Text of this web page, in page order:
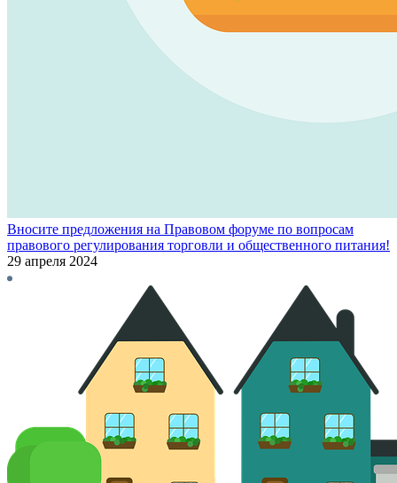
Вносите предложения на Правовом форуме по вопросам
правового регулирования торговли и общественного питания!
29 апреля 2024